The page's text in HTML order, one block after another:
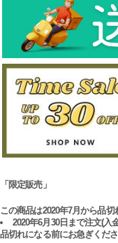
「限定販売」
この商品は2020年7月から品切
2020年6月30日まで注文(入
品切れになる前にお急ぎくだ